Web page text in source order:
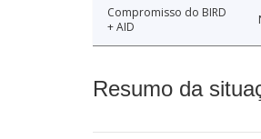
Compromisso do BIRD
+ AID
Resumo da